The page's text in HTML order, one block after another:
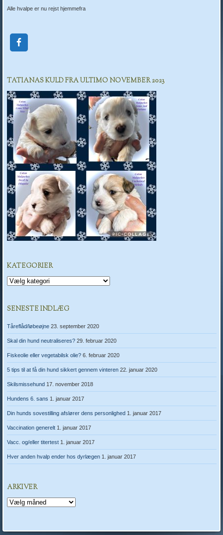
Alle hvalpe er nu rejst hjemmefra
TATIANAS KULD FRA ULTIMO NOVEMBER 2023
KATEGORIER
Kategorier
SENESTE INDLÆG
Tåreflåd/løbeøjne 23. september 2020
Skal din hund neutraliseres? 29. februar 2020
Fiskeolie eller vegetabilsk olie? 6. februar 2020
5 tips til at få din hund sikkert gennem vinteren 22. januar 2020
Skilsmissehund 17. november 2018
Hundens 6. sans 1. januar 2017
Din hunds sovestilling afslører dens personlighed 1. januar 2017
Vaccination generelt 1. januar 2017
Vacc. og/eller titertest 1. januar 2017
Hver anden hvalp ender hos dyrlægen 1. januar 2017
ARKIVER
Arkiver